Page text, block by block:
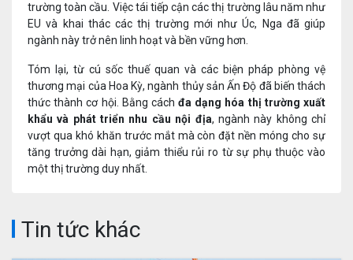
trường toàn cầu. Việc tái tiếp cận các thị trường lâu năm như
EU và khai thác các thị trường mới như Úc, Nga đã giúp
ngành này trở nên linh hoạt và bền vững hơn.
Tóm lại, từ cú sốc thuế quan và các biện pháp phòng vệ
thương mại của Hoa Kỳ, ngành thủy sản Ấn Độ đã biến thách
thức thành cơ hội. Bằng cáchđa dạng hóa thị trường xuất
khẩu và phát triển nhu cầu nội địa, ngành này không chỉ
vượt qua khó khăn trước mắt mà còn đặt nền móng cho sự
tăng trưởng dài hạn, giảm thiểu rủi ro từ sự phụ thuộc vào
một thị trường duy nhất.
Tin tức khác